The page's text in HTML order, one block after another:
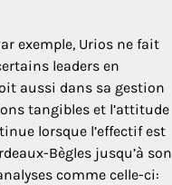
exemple, Urios ne fait
leaders en
aussi dans sa gestion
tangibles et l’attitude
lorsque l’effectif est
Bègles jusqu’à son
comme celle-ci: